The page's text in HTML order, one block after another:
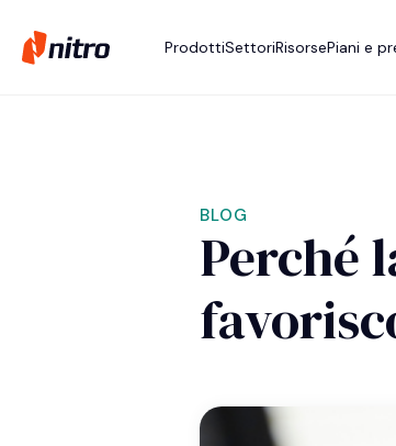
ProdottiSettoriRisorsePiani e
BLOG
Perché